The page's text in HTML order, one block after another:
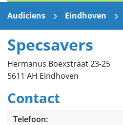
Audiciens
Eindhoven
Specsavers
Hermanus Boexstraat 23-25
5611 AH Eindhoven
Contact
Telefoon: